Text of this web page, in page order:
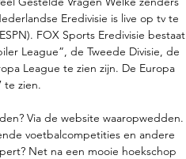
Eredivisie is live op tv te
FOX Sports Eredivisie bestaat
League”, de Tweede Divisie, de
League te zien zijn. De Europa
te zien.
Via de website waaropwedden.
voetbalcompetities en andere
Net na een mooie hoekschop